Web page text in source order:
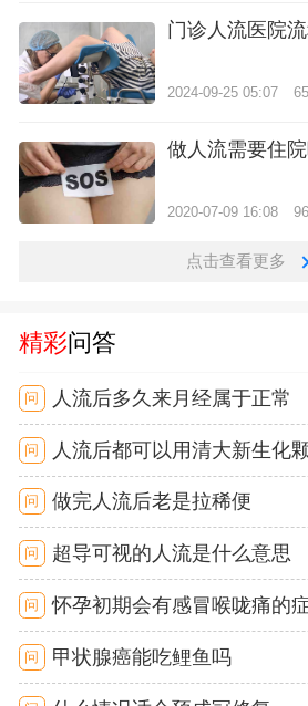
门诊人流医院
2024-09-25 05:07
做人流需要住
2020-07-09 16:08
点击查看更多
精彩问答
问 人流后多久来月经属于正常
问 人流后都可以用清大新生化
问 做完人流后老是拉稀便
问 超导可视的人流是什么意思
问 怀孕初期会有感冒喉咙痛的
问 甲状腺癌能吃鲤鱼吗